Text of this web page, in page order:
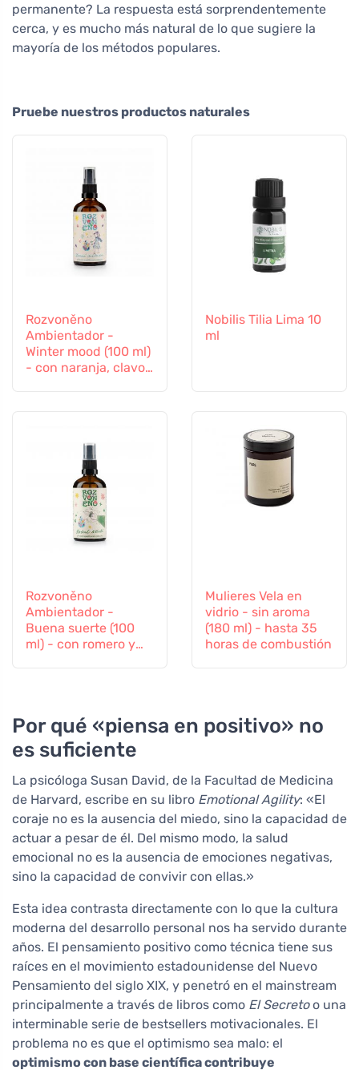
permanente? La respuesta está sorprendentemente
cerca, y es mucho más natural de lo que sugiere la
mayoría de los métodos populares.
Pruebe nuestros productos naturales
Rozvoněno
Ambientador -
Winter mood (100 ml)
- con naranja, clavo
Nobilis Tilia Lima 10
ml
Rozvoněno
Ambientador -
Buena suerte (100
ml) - con romero y
Mulieres Vela en
vidrio - sin aroma
(180 ml) - hasta 35
horas de combustión
Por qué «piensa en positivo» no
es suficiente
La psicóloga Susan David, de la Facultad de Medicina
de Harvard, escribe en su libro Emotional Agility: «El
coraje no es la ausencia del miedo, sino la capacidad de
actuar a pesar de él. Del mismo modo, la salud
emocional no es la ausencia de emociones negativas,
sino la capacidad de convivir con ellas.»
Esta idea contrasta directamente con lo que la cultura
moderna del desarrollo personal nos ha servido durante
años. El pensamiento positivo como técnica tiene sus
raíces en el movimiento estadounidense del Nuevo
Pensamiento del siglo XIX, y penetró en el mainstream
principalmente a través de libros como El Secretoo una
interminable serie de bestsellers motivacionales. El
problema no es que el optimismo sea malo: el
optimismo con base científica contribuye